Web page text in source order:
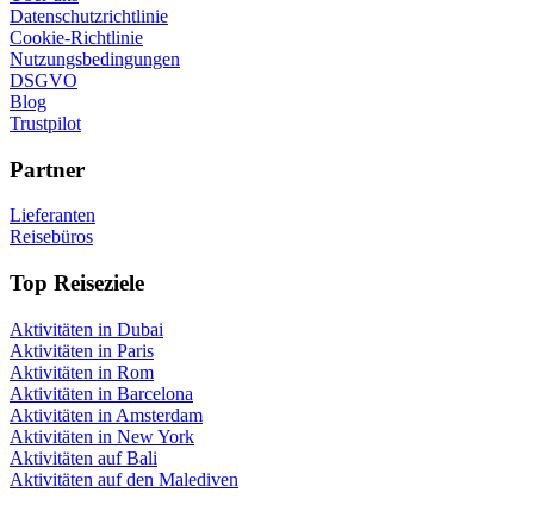
Datenschutzrichtlinie
Cookie-Richtlinie
Nutzungsbedingungen
DSGVO
Blog
Trustpilot
Partner
Lieferanten
Reisebüros
Top Reiseziele
Aktivitäten in Dubai
Aktivitäten in Paris
Aktivitäten in Rom
Aktivitäten in Barcelona
Aktivitäten in Amsterdam
Aktivitäten in New York
Aktivitäten auf Bali
Aktivitäten auf den Malediven